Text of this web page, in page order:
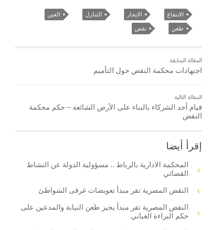
الانتفاع الايجار التنازل العين
طعن نقض
المقالة السابقة
اجتهادات محكمة النقض حول التأميم
المقالة التالية
قيام أحد الشركاء بالبناء على الأرض الشائعة – حكم محكمة
النقض
إقرأ أيضا
المحكمة الادارية بالرباط .. مسؤولية الدولة عن النشاط
القضائي
النقض المصرية تقر مبدأ تعويضات غرقى الشواطئ
النقض المصرية تقر مبدأ يجيز طعن النيابة والمدعين على
حكم البراءة الغيابي